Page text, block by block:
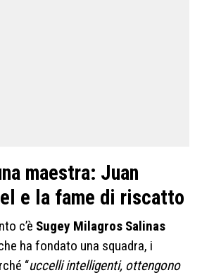
maestra: Juan
e la fame di riscatto
c’è Sugey Milagros Salinas
ha fondato una squadra, i
“uccelli intelligenti, ottengono